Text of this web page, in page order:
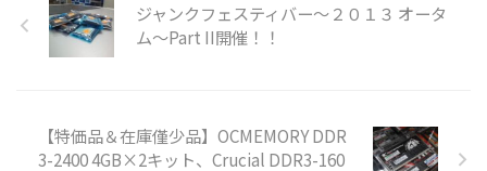
ジャンクフェスティバー～２０１３ オータ
ム～Part II開催！！
【特価品＆在庫僅少品】OCMEMORY DDR
3-2400 4GB×2キット、Crucial DDR3-160